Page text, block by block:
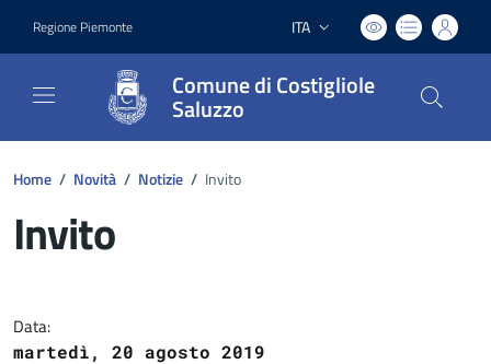
Regione Piemonte Lingua attiva:
ITA
Comune di Costigliole
Saluzzo
Home / Novità / Notizie / Invito
Invito
Data:
martedì, 20 agosto 2019